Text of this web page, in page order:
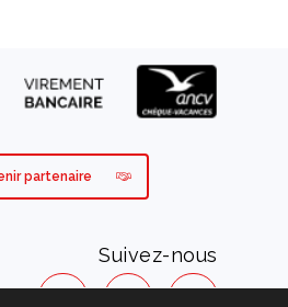
partenaire
Suivez-nous